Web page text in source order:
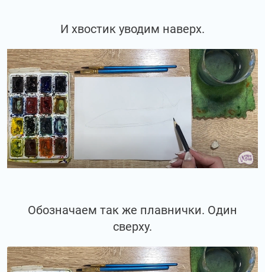
И хвостик уводим наверх.
Обозначаем так же плавнички. Один
сверху.